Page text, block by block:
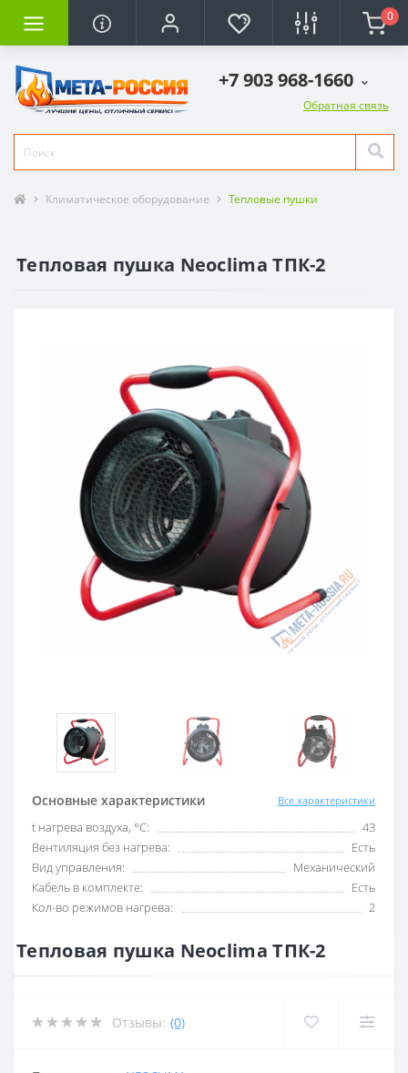
0
+7 903 968-1660
Обратная связь
Климатическое оборудование Тепловые пушки
Тепловая пушка Neoclima ТПК-2
Основные характеристики Все характеристики
t нагрева воздуха, °С:
43
Вентиляция без нагрева:
Есть
Вид управления:
Механический
Кабель в комплекте:
Есть
Кол-во режимов нагрева:
2
Тепловая пушка Neoclima ТПК-2
Отзывы: (0)